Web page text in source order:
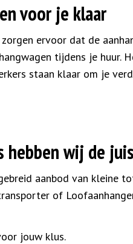
voor je klaar
ervoor dat de
tijdens je huur.
staan klaar om je
hebben wij de
aanbod van kleine
of
jouw klus.